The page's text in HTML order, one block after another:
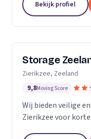
Bekijk profiel
Storage
Zierikzee, Zeeland
9,8Moving Score
Wij bieden veilige
Zierikzee voor